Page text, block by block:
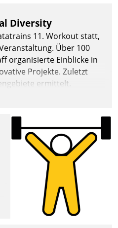
Diversity
11. Workout statt,
Über 100
organisierte Einblicke in
Projekte. Zuletzt
ermittelt.